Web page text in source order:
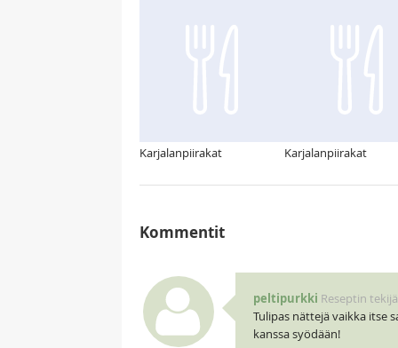
Karjalanpiirakat Karjalanpiirakat
Kommentit
peltipurkki Reseptin tekijä
Tulipas nättejä vaikka itse
kanssa syödään!